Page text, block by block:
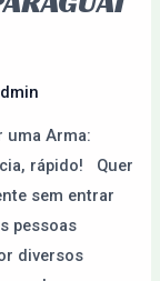
uma Arma:
rápido! Quer
sem entrar
pessoas
diversos